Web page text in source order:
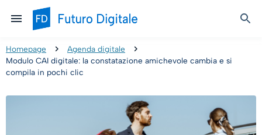
Homepage
Agenda digitale
Modulo CAI digitale: la constatazione amichevole cambia e si
compila in pochi clic